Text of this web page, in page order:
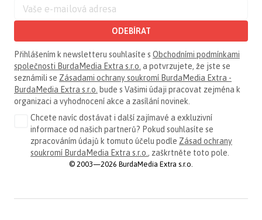
ODEBÍRAT
Přihlášením k newsletteru souhlasíte s Obchodními podmínkami
společnosti BurdaMedia Extra s.r.o. a potvrzujete, že jste se
seznámili se Zásadami ochrany soukromí BurdaMedia Extra -
BurdaMedia Extra s.r.o. bude s Vašimi údaji pracovat zejména k
organizaci a vyhodnocení akce a zasílání novinek.
Chcete navíc dostávat i další zajímavé a exkluzivní
informace od našich partnerů? Pokud souhlasíte se
zpracováním údajů k tomuto účelu podle Zásad ochrany
soukromí BurdaMedia Extra s.r.o. , zaškrtněte toto pole.
© 2003—2026 BurdaMedia Extra s.r.o.